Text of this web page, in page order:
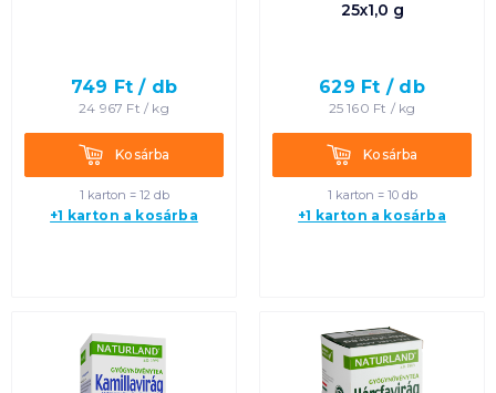
Egységár szerint
Termék neve A-Z
Termék neve Z-A
749 Ft / db
24 967 Ft / kg
KosárbaKosárba
1 karton = 12 db
+1 karton a kosárba
25x1,0 g
629 Ft / db
25 160 Ft / kg
KosárbaKosárba
1 karton = 10 db
+1 karton a kosárba